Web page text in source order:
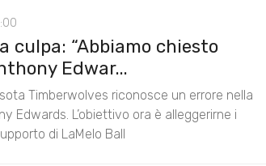
culpa: “Abbiamo chiesto
Edwar...
Timberwolves riconosce un errore nella
Edwards. L’obiettivo ora è alleggerirne i
di LaMelo Ball